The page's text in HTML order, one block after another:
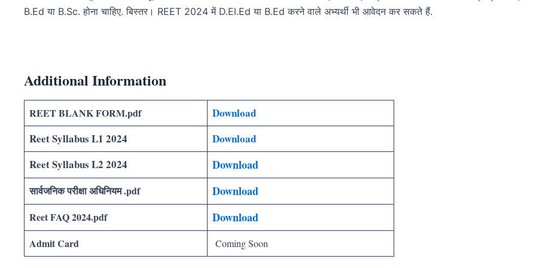
B.Ed या B.Sc. होना चाहिए. बिस्तर। REET 2024 में D.El.Ed या B.Ed करने वाले अभ्यर्थी भी आवेदन कर सकते हैं.
Additional Information
REET BLANK FORM.pdf
Download
Reet Syllabus L1 2024
Download
Reet Syllabus L2 2024
Download
सार्वजनिक परीक्षा अधिनियम .pdf Download
Reet FAQ 2024.pdf Download
Admit Card Coming Soon